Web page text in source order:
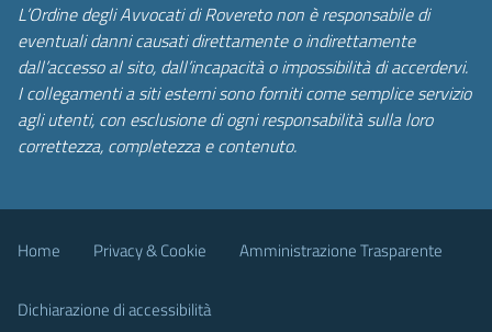
L’Ordine degli Avvocati di Rovereto non è responsabile di
eventuali danni causati direttamente o indirettamente
dall’accesso al sito, dall’incapacità o impossibilità di accerdervi.
I collegamenti a siti esterni sono forniti come semplice servizio
agli utenti, con esclusione di ogni responsabilità sulla loro
correttezza, completezza e contenuto.
Home Privacy & Cookie Amministrazione Trasparente
Dichiarazione di accessibilità